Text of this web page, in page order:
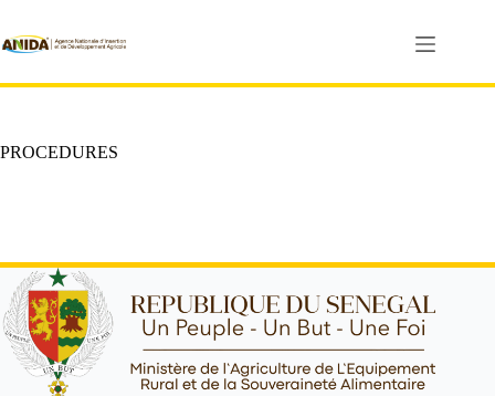
PROCEDURES